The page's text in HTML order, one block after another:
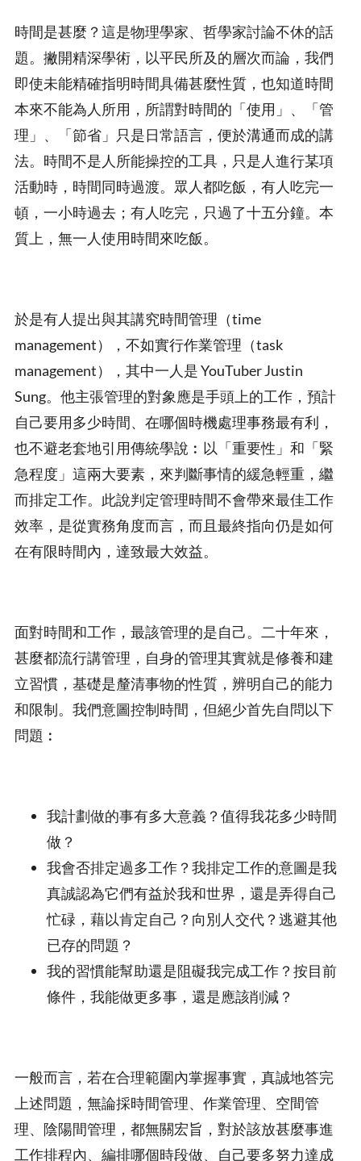
時間是甚麼？這是物理學家、哲學家討論不休的話
題。撇開精深學術，以平民所及的層次而論，我們
即使未能精確指明時間具備甚麼性質，也知道時間
本來不能為人所用，所謂對時間的「使用」、「管
理」、「節省」只是日常語言，便於溝通而成的講
法。時間不是人所能操控的工具，只是人進行某項
活動時，時間同時過渡。眾人都吃飯，有人吃完一
頓，一小時過去；有人吃完，只過了十五分鐘。本
質上，無一人使用時間來吃飯。
於是有人提出與其講究時間管理（time
management），不如實行作業管理（task
management），其中一人是 YouTuber Justin
Sung。他主張管理的對象應是手頭上的工作，預計
自己要用多少時間、在哪個時機處理事務最有利，
也不避老套地引用傳統學說︰以「重要性」和「緊
急程度」這兩大要素，來判斷事情的緩急輕重，繼
而排定工作。此說判定管理時間不會帶來最佳工作
效率，是從實務角度而言，而且最終指向仍是如何
在有限時間內，達致最大效益。
面對時間和工作，最該管理的是自己。二十年來，
甚麼都流行講管理，自身的管理其實就是修養和建
立習慣，基礎是釐清事物的性質，辨明自己的能力
和限制。我們意圖控制時間，但絕少首先自問以下
問題︰
我計劃做的事有多大意義？值得我花多少時間
做？
我會否排定過多工作？我排定工作的意圖是我
真誠認為它們有益於我和世界，還是弄得自己
忙碌，藉以肯定自己？向別人交代？逃避其他
已存的問題？
我的習慣能幫助還是阻礙我完成工作？按目前
條件，我能做更多事，還是應該削減？
一般而言，若在合理範圍內掌握事實，真誠地答完
上述問題，無論採時間管理、作業管理、空間管
理、陰陽間管理，都無關宏旨，對於該放甚麼事進
工作排程內、編排哪個時段做、自己要多努力達成